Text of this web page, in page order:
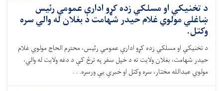
د تخنيکي او مسلکي زده کړو ادارې عمومي رئیس
ښاغلي مولوي غلام حیدر شهامت د بغلان له والي سره
وکتل.
د تخنیکي او مسلکي زده کړو ادارې عمومي رئیس، محترم الحاج مولوي غلام
حیدر شهامت، بغلان ولایت ته د خپل سفر په ترڅ کې د دغه ولایت له والي،
مولوي عبدالله مختار، سره وکتل او خبرې یې ورسره. . .